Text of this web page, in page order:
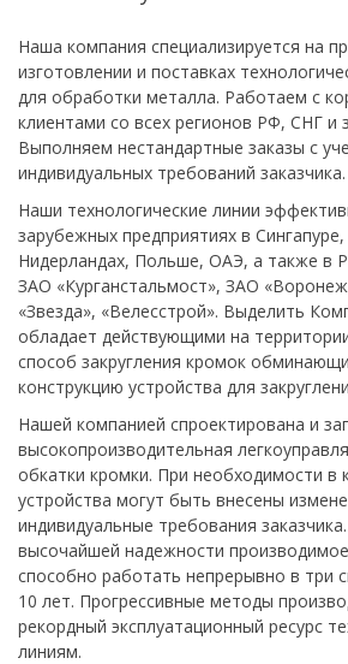
Наша компания специализируется на
изготовлении и поставках
для обработки металла. Работаем с
клиентами со всех регионов РФ, СНГ и
Выполняем нестандартные заказы с
индивидуальных требований заказчика.
Наши технологические линии
зарубежных предприятиях в
Нидерландах, Польше, ОАЭ, а также в
ЗАО «Курганстальмост», ЗАО
«Звезда», «Велесстрой». Выделить
обладает действующими на
способ закругления кромок
конструкцию устройства для
Нашей компанией спроектирована и
высокопроизводительная
обкатки кромки. При необходимости в
устройства могут быть внесены
индивидуальные требования
высочайшей надежности
способно работать непрерывно в три
10 лет. Прогрессивные методы
рекордный эксплуатационный ресурс
линиям.